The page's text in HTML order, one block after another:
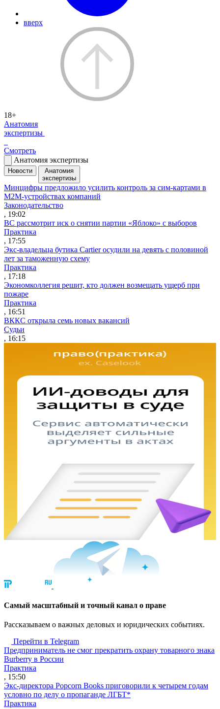
вверх
18+
Анатомия
экспертизы
Смотреть
Анатомия экспертизы
Новости
Анатомия
экспертизы
Минцифры предложило усилить контроль за сим-картами в
M2M-устройствах компаний
Законодательство
, 19:02
ВС рассмотрит иск о снятии партии «Яблоко» с выборов
Практика
, 17:55
Экс-владельца бутика Cartier осудили на девять с половиной
лет за таможенную схему
Практика
, 17:18
Экономколлегия решит, кто должен возмещать ущерб при
пожаре
Практика
, 16:51
ВККС открыла семь новых вакансий
Судьи
, 16:15
Cамый масштабный и точный канал о праве
Рассказываем о важных деловых и юридических событиях.
Перейти в Telegram
Предприниматель не смог прекратить охрану товарного знака
Burberry в России
Практика
, 15:50
Экс-директора Popcorn Books приговорили к четырем годам
условно по делу о пропаганде ЛГБТ*
Практика